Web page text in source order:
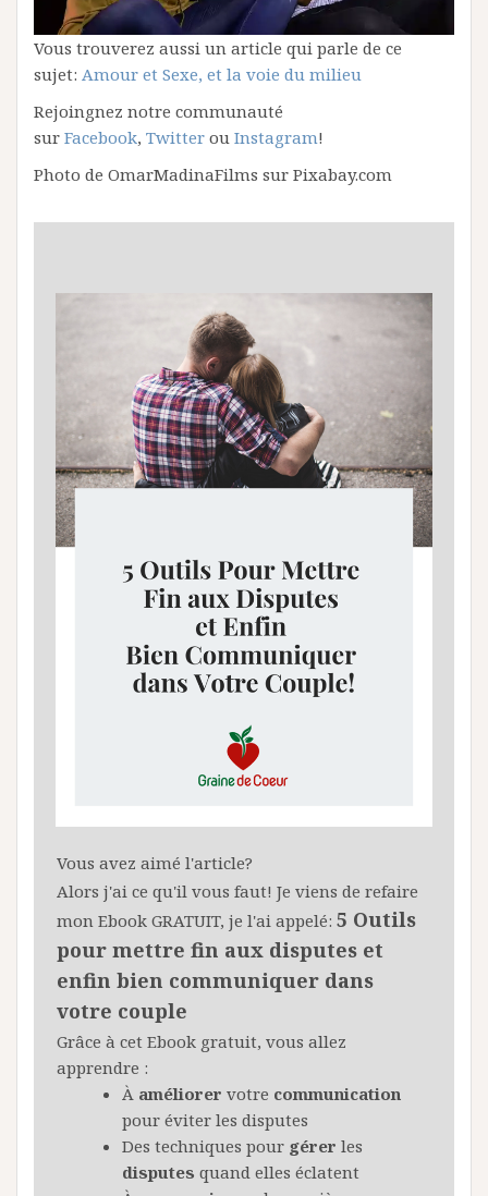
Vous trouverez aussi un article qui parle de ce
sujet: Amour et Sexe, et la voie du milieu
Rejoingnez notre communauté
sur Facebook, Twitter ou Instagram!
Photo de OmarMadinaFilms sur Pixabay.com
Vous avez aimé l'article?
Alors j'ai ce qu'il vous faut! Je viens de refaire
mon Ebook GRATUIT, je l'ai appelé: 5 Outils
pour mettre fin aux disputes et
enfin bien communiquer dans
votre couple
Grâce à cet Ebook gratuit, vous allez
apprendre :
À améliorer votre communication
pour éviter les disputes
Des techniques pour gérer les
disputes quand elles éclatent